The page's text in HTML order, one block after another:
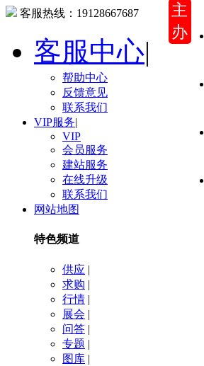
客服热线： 19128667687
客服中心|
帮助中心
反馈意见
联系我们
VIP服务|
VIP
会员服务
建站服务
在线升级
联系我们
网站地图
特色频道
供应 |
求购 |
行情 |
展会 |
问答 |
专题 |
图库 |
主
办